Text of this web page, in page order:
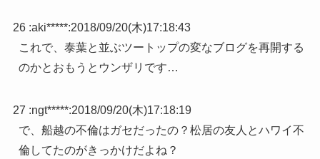
26 :aki*****:2018/09/20(木)17:18:43
これで、泰葉と並ぶツートップの変なブログを再開する
のかとおもうとウンザリです…
27 :ngt*****:2018/09/20(木)17:18:19
で、船越の不倫はガセだったの？松居の友人とハワイ不
倫してたのがきっかけだよね？